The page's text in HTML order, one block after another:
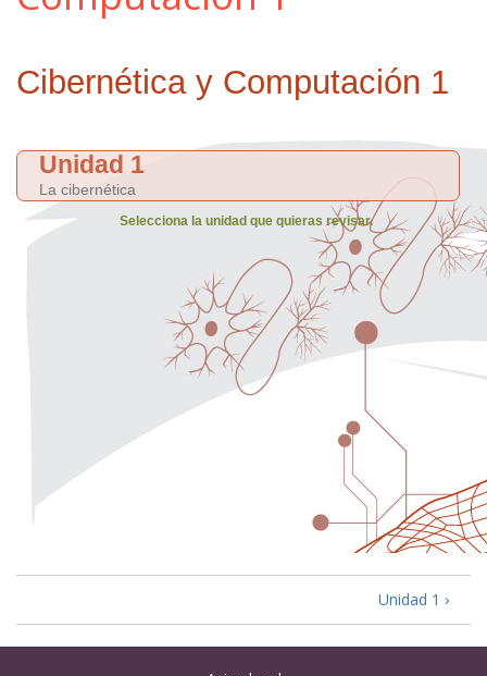
Cibernética y Computación 1
Unidad 1
La cibernética
Selecciona la unidad que quieras revisar.
Unidad 1 ›